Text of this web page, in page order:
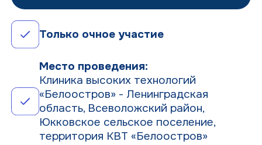
Только очное участие
Место проведения:
Клиника высоких технологий
«Белоостров» - Ленинградская
область, Всеволожский район,
Юкковское сельское поселение,
территория КВТ «Белоостров»